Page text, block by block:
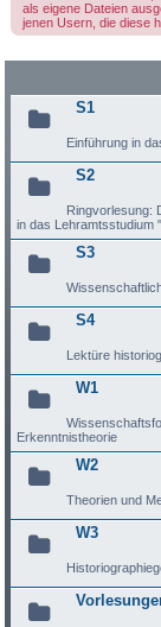
als eigene Dateien
jenen Usern, die diese
S1
Einführung in
S2
Ringvorlesung:
in das Lehramtsstudium
S3
S4
Lektüre
W1
Erkenntnistheorie
W2
Theorien und
W3